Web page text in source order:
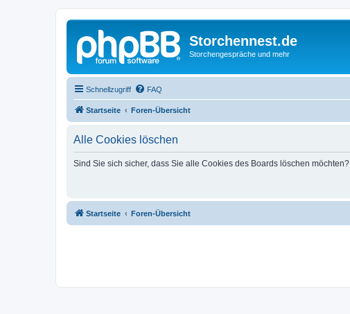
Storchennest.de
Storchengespräche und mehr
Schnellzugriff FAQ
Startseite Foren-Übersicht
Alle Cookies löschen
Sind Sie sich sicher, dass Sie alle Cookies des Boards löschen möchten?
Startseite Foren-Übersicht